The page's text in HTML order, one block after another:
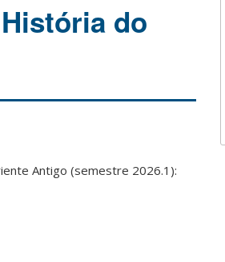
do
Antigo (semestre 2026.1):